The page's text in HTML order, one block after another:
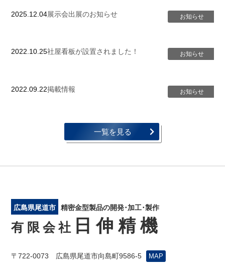
2025.12.04展示会出展のお知らせ
2022.10.25社屋看板が設置されました！
2022.09.22掲載情報
一覧を見る
広島県尾道市 精密金型製品の開発･加工･製作
有限会社 日伸精機
〒722-0073 広島県尾道市向島町9586-5 MAP